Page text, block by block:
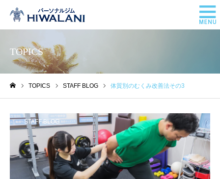
TOPICS
TOPICS STAFF BLOG 体質別のむくみ改善法その3
STAFF BLOG